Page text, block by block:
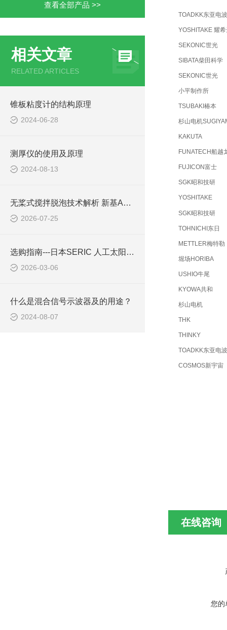
查看全部产品 >>
相关文章
RELATED ARTICLES
锥板粘度计的结构原理
2024-06-28
测厚仪的使用及原理
2024-08-13
无桨式搅拌脱泡技术解析 新基ARE-310S工作原理与技术优势
2026-07-25
选购指南---日本SERIC 人工太阳照明灯 XG-100A
2026-03-06
什么是混合信号示波器及的用途？
2024-08-07
TOADKK东亚电波
YOSHITAKE 耀
SEKONIC世光
SIBATA柴田科学
SEKONIC世光
小平制作所
TSUBAKI椿本
杉山电机
KAKUTA
FUNATECH船越
FUJICON富士
SGK昭和技研
YOSHITAKE
SGK昭和技研
TOHNICHI东日
METTLER梅特勒
堀场HORIBA
USHIO牛尾
KYOWA共和
杉山电机
THK
THINKY
TOADKK东亚电波
COSMOS新宇宙
在线咨询
您的